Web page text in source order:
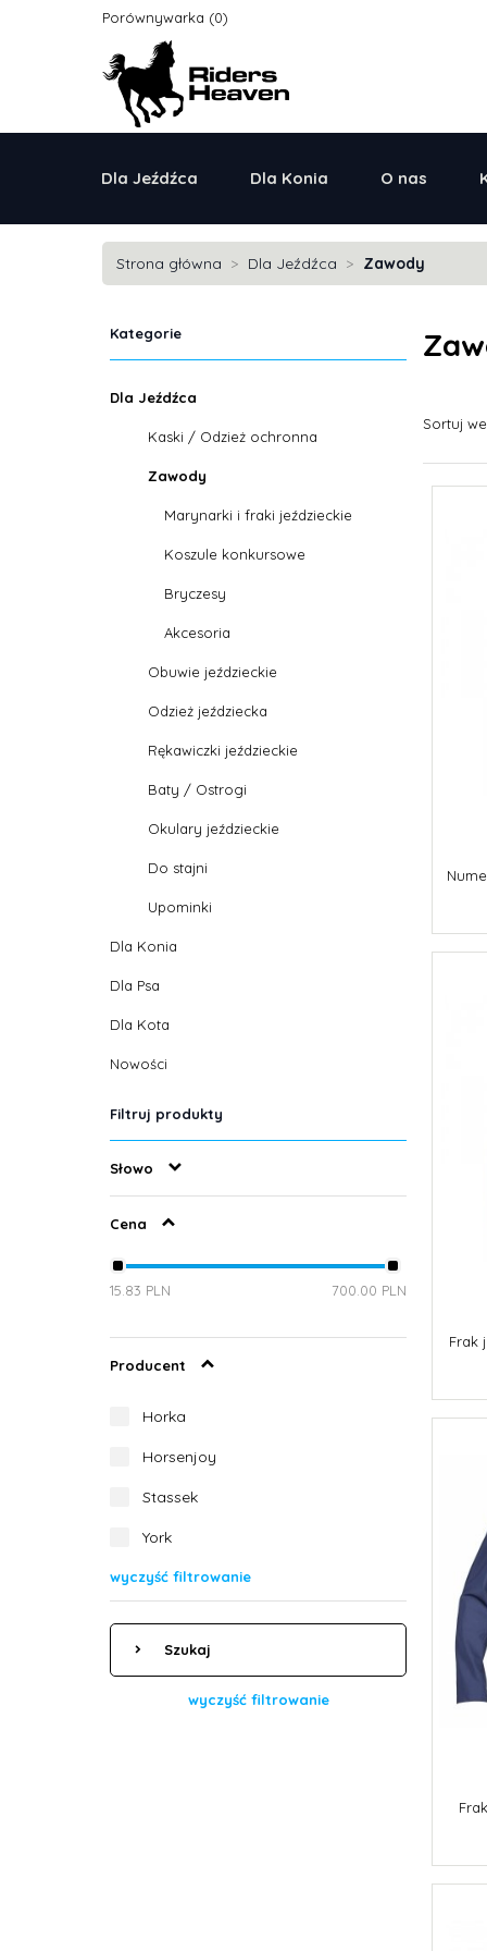
Porównywarka
Dla Jeźdźca Dla Konia O nas
Strona główna Dla Jeźdźca Zawody
Kategorie
Dla Jeźdźca
Kaski / Odzież ochronna
Zawody
Marynarki i fraki jeździeckie
Koszule konkursowe
Bryczesy
Akcesoria
Obuwie jeździeckie
Odzież jeździecka
Rękawiczki jeździeckie
Baty / Ostrogi
Okulary jeździeckie
Do stajni
Upominki
Dla Konia
Dla Psa
Dla Kota
Nowości
Filtruj produkty
Słowo
Cena
15.83 PLN 700.00 PLN
Producent
Horka
Horsenjoy
Stassek
York
wyczyść filtrowanie
Szukaj
wyczyść filtrowanie
Sortuj
Frak